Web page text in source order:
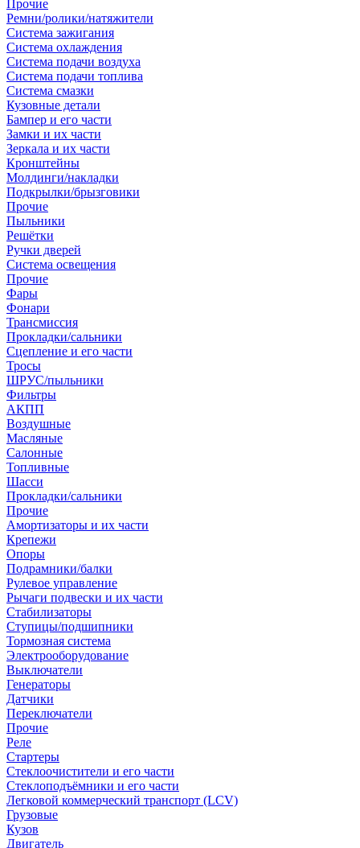
Прочие
Ремни/ролики/натяжители
Система зажигания
Система охлаждения
Система подачи воздуха
Система подачи топлива
Система смазки
Кузовные детали
Бампер и его части
Замки и их части
Зеркала и их части
Кронштейны
Молдинги/накладки
Подкрылки/брызговики
Прочие
Пыльники
Решётки
Ручки дверей
Система освещения
Прочие
Фары
Фонари
Трансмиссия
Прокладки/сальники
Сцепление и его части
Тросы
ШРУС/пыльники
Фильтры
АКПП
Воздушные
Масляные
Салонные
Топливные
Шасси
Прокладки/сальники
Прочие
Амортизаторы и их части
Крепежи
Опоры
Подрамники/балки
Рулевое управление
Рычаги подвески и их части
Стабилизаторы
Ступицы/подшипники
Тормозная система
Электрооборудование
Выключатели
Генераторы
Датчики
Переключатели
Прочие
Реле
Стартеры
Стеклоочистители и его части
Стеклоподъёмники и его части
Легковой коммерческий транспорт (LCV)
Грузовые
Кузов
Двигатель